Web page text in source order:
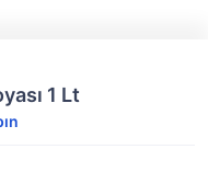
1 Lt